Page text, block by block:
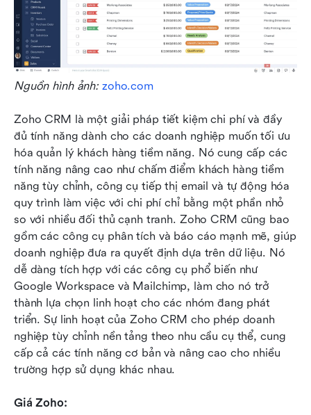
Nguồn hình ảnh: zoho.com
Zoho CRM là một giải pháp tiết kiệm chi phí và đầy
đủ tính năng dành cho các doanh nghiệp muốn tối ưu
hóa quản lý khách hàng tiềm năng. Nó cung cấp các
tính năng nâng cao như chấm điểm khách hàng tiềm
năng tùy chỉnh, công cụ tiếp thị email và tự động hóa
quy trình làm việc với chi phí chỉ bằng một phần nhỏ
so với nhiều đối thủ cạnh tranh. Zoho CRM cũng bao
gồm các công cụ phân tích và báo cáo mạnh mẽ, giúp
doanh nghiệp đưa ra quyết định dựa trên dữ liệu. Nó
dễ dàng tích hợp với các công cụ phổ biến như
Google Workspace và Mailchimp, làm cho nó trở
thành lựa chọn linh hoạt cho các nhóm đang phát
triển. Sự linh hoạt của Zoho CRM cho phép doanh
nghiệp tùy chỉnh nền tảng theo nhu cầu cụ thể, cung
cấp cả các tính năng cơ bản và nâng cao cho nhiều
trường hợp sử dụng khác nhau.
Giá Zoho: